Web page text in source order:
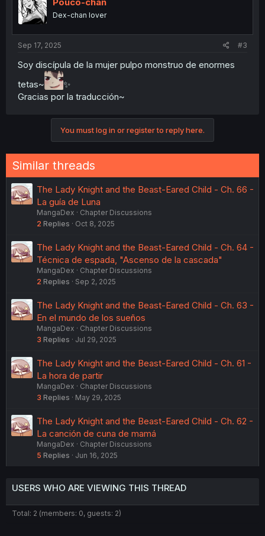
o
n
Dex-chan lover
Sep 17, 2025 #3
Soy discípula de la mujer pulpo monstruo de enormes
tetas~
✨
Gracias por la traducción~
You must log in or register to reply here.
Similar threads
The Lady Knight and the Beast-Eared Child - Ch. 66 -
La guía de Luna
MangaDex
Chapter Discussions
2 Replies Oct 8, 2025
The Lady Knight and the Beast-Eared Child - Ch. 64 -
Técnica de espada, "Ascenso de la cascada"
MangaDex
Chapter Discussions
2 Replies Sep 2, 2025
The Lady Knight and the Beast-Eared Child - Ch. 63 -
En el mundo de los sueños
MangaDex
Chapter Discussions
3 Replies Jul 29, 2025
The Lady Knight and the Beast-Eared Child - Ch. 61 -
La hora de partir
MangaDex
Chapter Discussions
3 Replies May 29, 2025
The Lady Knight and the Beast-Eared Child - Ch. 62 -
La canción de cuna de mamá
MangaDex
Chapter Discussions
5 Replies Jun 16, 2025
USERS WHO ARE VIEWING THIS THREAD
Total: 2 (members: 0, guests: 2)